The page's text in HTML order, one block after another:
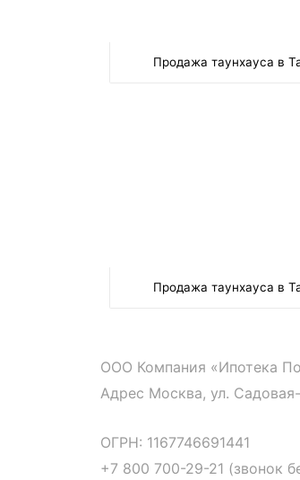
Продажа таунхауса в
Продажа таунхауса в
ООО Компания «Ипотека
Адрес Москва, ул.
ОГРН: 1167746691441
+7 800 700-29-21 (звонок